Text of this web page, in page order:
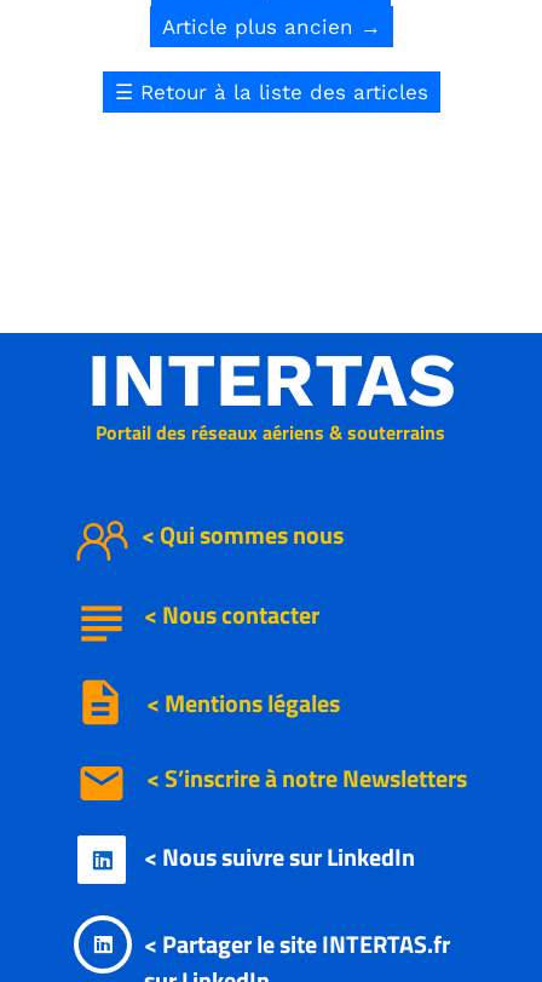
description
subject
email
INTERTAS
<Nouscontacter
< Nous suivre sur LinkedIn
< Qui sommes nous
< S’inscrire à notreNewsletters
< Mentions légales
Portail des réseaux aériens & souterrains
< Partager le site INTERTAS.fr


Article plus ancien →
☰ Retour à la liste des articles